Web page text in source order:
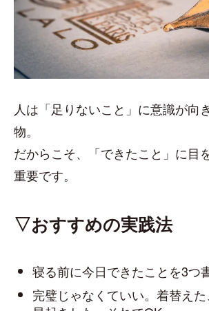
人は「足りないこと」に意識が向
物。
だからこそ、「できたこと」に目
重要です。
▽おすすめの実践法
寝る前に今日できたことを3つ
完璧じゃなくていい。着替えた